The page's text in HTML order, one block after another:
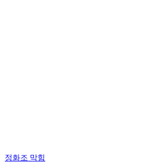
정화조 막힘